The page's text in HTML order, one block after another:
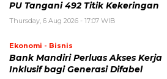
PU Tangani 492 Titik Kekeringan
Thursday, 6 Aug 2026 - 17:07 WIB
Ekonomi - Bisnis
Bank Mandiri Perluas Akses Kerja
Inklusif bagi Generasi Difabel